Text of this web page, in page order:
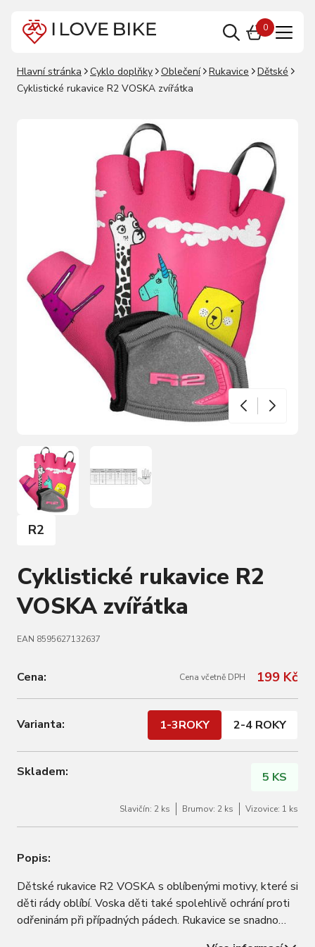
0
Hlavní stránka Cyklo doplňky Oblečení Rukavice
Dětské
Cyklistické rukavice R2 VOSKA zvířátka
R2
Cyklistické rukavice R2
VOSKA zvířátka
EAN 8595627132637
Cena: Cena včetně DPH 199 Kč
Varianta: 1-3ROKY 2-4 ROKY
Skladem: 5 KS
Slavičín: 2 ks Brumov: 2 ks Vizovice: 1 ks
Popis:
Dětské rukavice R2 VOSKA s oblíbenými motivy, které si
děti rády oblíbí. Voska děti také spolehlivě ochrání proti
odřeninám při případných pádech. Rukavice se snadno